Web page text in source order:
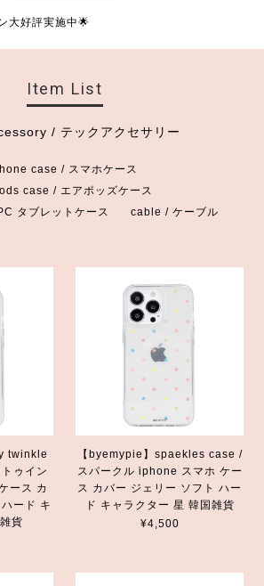
大好評実施中🌟
Item List
/ テックアクセサリー
case / スマホケース
case / エアポッズケース
タブレットケース
cable / ケーブル
twinkle
ゥイン
ース カ
ード キ
貨
【byemypie】spaekles case /
スパークル iphone スマホ ケー
ス カバー ジェリー ソフト ハー
ド キャラクター 星 韓国雑貨
¥4,500